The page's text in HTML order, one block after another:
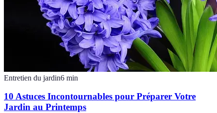
Entretien du jardin6 min
10 Astuces Incontournables pour Préparer Votre
Jardin au Printemps